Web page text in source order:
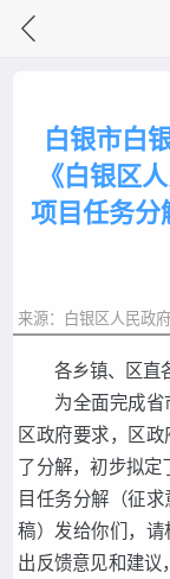
白银市白
《白银区
项目任务分
来源：白银区人民政
各乡镇、区直
为全面完成
区政府要求，区
了分解，初步拟
目任务分解（征
稿）发给你们，
出反馈意见和建